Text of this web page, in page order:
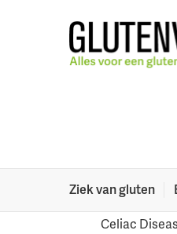
Ziek van gluten
Wat
Celiac